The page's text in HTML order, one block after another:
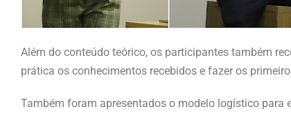
Além do conteúdo teórico, os participantes também
prática os conhecimentos recebidos e fazer os
Também foram apresentados o modelo logístico para